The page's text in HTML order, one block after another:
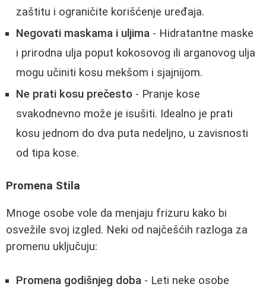
zaštitu i ograničite korišćenje uređaja.
Negovati maskama i uljima - Hidratantne maske
i prirodna ulja poput kokosovog ili arganovog ulja
mogu učiniti kosu mekšom i sjajnijom.
Ne prati kosu prečesto - Pranje kose
svakodnevno može je isušiti. Idealno je prati
kosu jednom do dva puta nedeljno, u zavisnosti
od tipa kose.
Promena Stila
Mnoge osobe vole da menjaju frizuru kako bi
osvežile svoj izgled. Neki od najčešćih razloga za
promenu uključuju:
Promena godišnjeg doba - Leti neke osobe